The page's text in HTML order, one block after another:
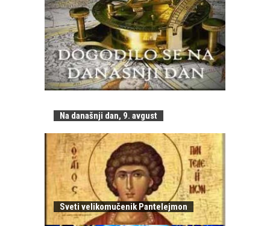
Na današnji dan, 9. avgust
Sveti velikomučenik Pantelejmon